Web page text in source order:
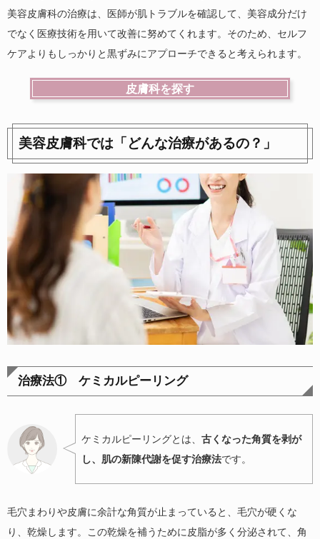
美容皮膚科の治療は、医師が肌トラブルを確認して、美容成分だけ
でなく医療技術を用いて改善に努めてくれます。そのため、セルフ
ケアよりもしっかりと黒ずみにアプローチできると考えられます。
皮膚科を探す
美容皮膚科では「どんな治療があるの？」
治療法① ケミカルピーリング
ケミカルピーリングとは、 古くなった角質を剥が
し、肌の新陳代謝を促す治療法です。
毛穴まわりや皮膚に余計な角質が止まっていると、毛穴が硬くな
り、乾燥します。この乾燥を補うために皮脂が多く分泌されて、角